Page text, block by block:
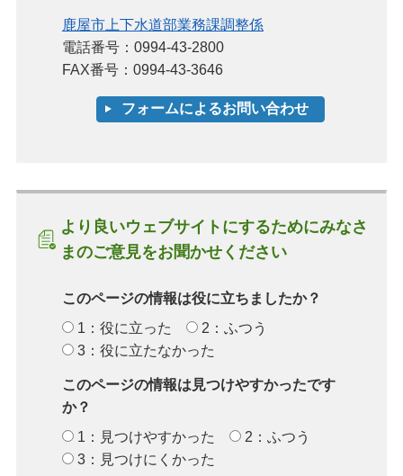
鹿屋市上下水道部業務課調整係
電話番号：0994-43-2800
FAX番号：0994-43-3646
より良いウェブサイトにするためにみなさ
まのご意見をお聞かせください
このページの情報は役に立ちましたか？
1：役に立った
2：ふつう
3：役に立たなかった
このページの情報は見つけやすかったです
か？
1：見つけやすかった
2：ふつう
3：見つけにくかった